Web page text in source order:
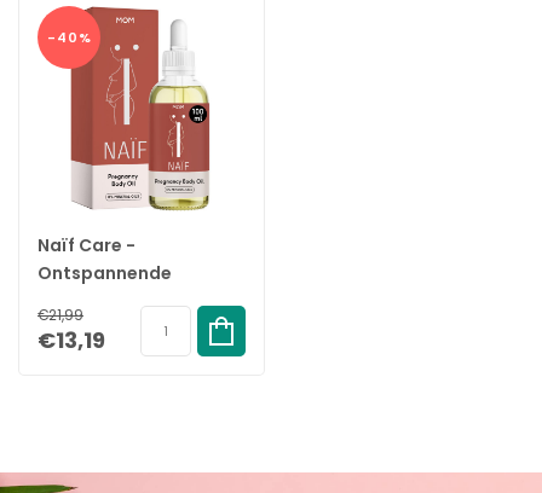
Inhoud:90ml
EAN:8719325317855
-40%
Naïf Care -
Ontspannende
Zwangerschapsolie -
90ml
€21,99
€13,19